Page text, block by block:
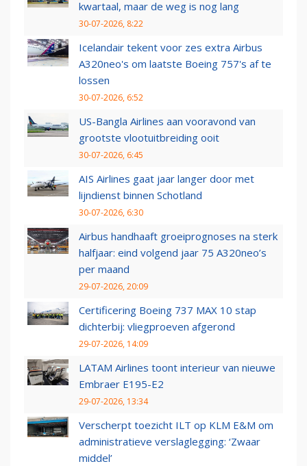
kwartaal, maar de weg is nog lang
30-07-2026, 8:22
Icelandair tekent voor zes extra Airbus
A320neo's om laatste Boeing 757's af te
lossen
30-07-2026, 6:52
US-Bangla Airlines aan vooravond van
grootste vlootuitbreiding ooit
30-07-2026, 6:45
AIS Airlines gaat jaar langer door met
lijndienst binnen Schotland
30-07-2026, 6:30
Airbus handhaaft groeiprognoses na sterk
halfjaar: eind volgend jaar 75 A320neo’s
per maand
29-07-2026, 20:09
Certificering Boeing 737 MAX 10 stap
dichterbij: vliegproeven afgerond
29-07-2026, 14:09
LATAM Airlines toont interieur van nieuwe
Embraer E195-E2
29-07-2026, 13:34
Verscherpt toezicht ILT op KLM E&M om
administratieve verslaglegging: ‘Zwaar
middel’